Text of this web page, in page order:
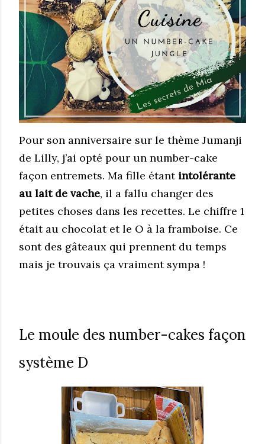
Pour son anniversaire sur le thème Jumanji
de Lilly, j’ai opté pour un number-cake
façon entremets. Ma fille étant intolérante
au lait de vache, il a fallu changer des
petites choses dans les recettes. Le chiffre 1
était au chocolat et le O à la framboise. Ce
sont des gâteaux qui prennent du temps
mais je trouvais ça vraiment sympa !
Le moule des number-cakes façon
système D